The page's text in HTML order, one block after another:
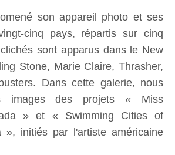
son appareil photo et ses
cinq pays, répartis sur cinq
sont apparus dans le New
Stone, Marie Claire, Thrasher,
Dans cette galerie, nous
images des projets « Miss
» et « Swimming Cities of
», initiés par l'artiste américaine